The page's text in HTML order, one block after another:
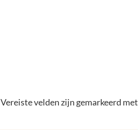
Vereiste velden zijn gemarkeerd met